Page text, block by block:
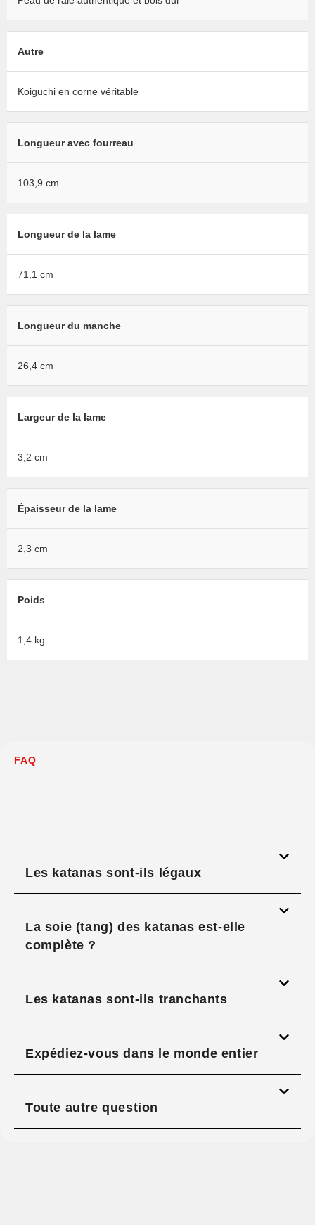
Autre
Koiguchi en corne véritable
Longueur avec fourreau
103,9 cm
Longueur de la lame
71,1 cm
Longueur du manche
26,4 cm
Largeur de la lame
3,2 cm
Épaisseur de la lame
2,3 cm
Poids
1,4 kg
FAQ
Les katanas sont-ils légaux
La soie (tang) des katanas est-elle
complète ?
Les katanas sont-ils tranchants
Expédiez-vous dans le monde entier
Toute autre question